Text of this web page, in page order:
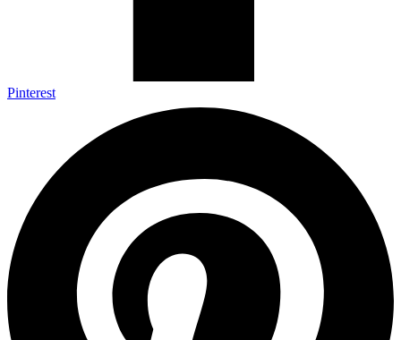
Pinterest